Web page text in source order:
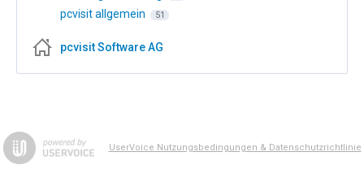
pcvisit allgemein 51
pcvisit Software AG
UserVoice Nutzungsbedingungen & Datenschutzrichtlinie